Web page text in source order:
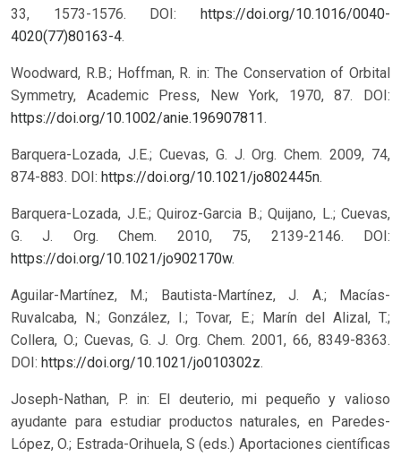
33, 1573-1576. DOI:
https://doi.org/10.1016/0040-
4020(77)80163-4.
Woodward, R.B.; Hoffman, R. in: The Conservation of Orbital
Symmetry, Academic Press, New York, 1970, 87. DOI:
https://doi.org/10.1002/anie.196907811.
Barquera-Lozada, J.E.; Cuevas, G. J. Org. Chem. 2009, 74,
874-883. DOI: https://doi.org/10.1021/jo802445n.
Barquera-Lozada, J.E.; Quiroz-Garcia B.; Quijano, L.; Cuevas,
G. J. Org. Chem. 2010, 75, 2139-2146. DOI:
https://doi.org/10.1021/jo902170w.
Aguilar-Martínez, M.; Bautista-Martínez, J. A.; Macías-
Ruvalcaba, N.; González, I.; Tovar, E.; Marín del Alizal, T.;
Collera, O.; Cuevas, G. J. Org. Chem. 2001, 66, 8349-8363.
DOI: https://doi.org/10.1021/jo010302z.
Joseph-Nathan, P. in: El deuterio, mi pequeño y valioso
ayudante para estudiar productos naturales, en Paredes-
López, O.; Estrada-Orihuela, S (eds.) Aportaciones científicas